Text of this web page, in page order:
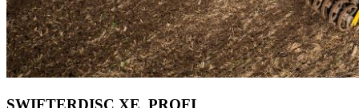
SWIFTERDISC XE_PROFI